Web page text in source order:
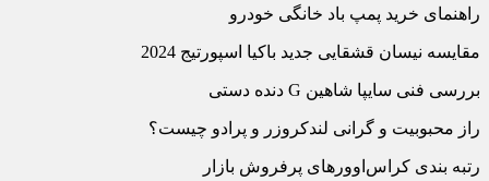
راهنمای خرید پمپ باد خانگی خودرو
مقایسه نیسان قشقایی جدید باکیا اسپورتیج 2024
بررسی فنی سایپا شاهین G دنده دستی
راز محبوبیت و گرانی لندکروزر و پرادو چیست؟
رتبه بندی کراس‌‏اوورهای پرفروش بازار